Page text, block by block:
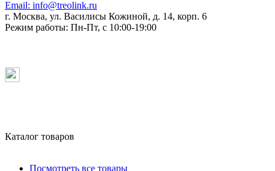
Email: info@treolink.ru
г. Москва, ул. Василисы Кожиной, д. 14, корп. 6
Режим работы: Пн-Пт, с 10:00-19:00
Каталог товаров
Посмотреть все товары